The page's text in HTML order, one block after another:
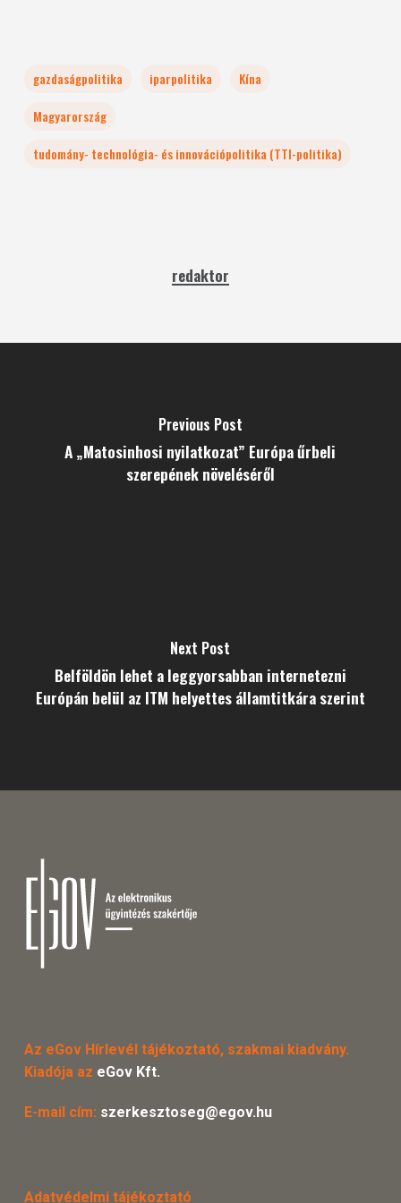
gazdaságpolitika iparpolitika
Kína
Magyarország
tudomány- technológia- és innovációpolitika (TTI-politika)
redaktor
Previous Post
A „Matosinhosi nyilatkozat” Európa űrbeli
szerepének növeléséről
Next Post
Belföldön lehet a leggyorsabban internetezni
Európán belül az ITM helyettes államtitkára szerint
Az eGov Hírlevél tájékoztató, szakmai kiadvány.
Kiadója az eGov Kft.
E-mail cím: szerkesztoseg@egov.hu
Adatvédelmi tájékoztató